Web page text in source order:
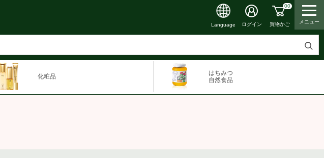
検
Language ログイン
00
買物かご メニュー
化粧品
はちみつ
自然食品